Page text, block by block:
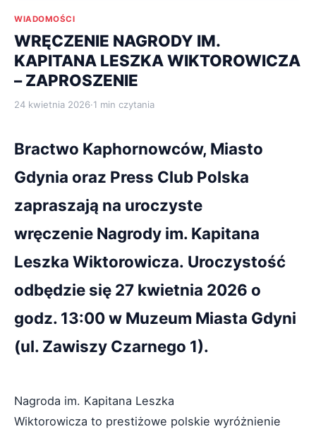
WIADOMOŚCI
WRĘCZENIE NAGRODY IM.
KAPITANA LESZKA WIKTOROWICZA
– ZAPROSZENIE
24 kwietnia 2026·1 min czytania
Bractwo Kaphornowców, Miasto
Gdynia oraz Press Club Polska
zapraszają na uroczyste
wręczenie Nagrody im. Kapitana
Leszka Wiktorowicza. Uroczystość
odbędzie się 27 kwietnia 2026 o
godz. 13:00 w Muzeum Miasta Gdyni
(ul. Zawiszy Czarnego 1).
Nagroda im. Kapitana Leszka
Wiktorowicza to prestiżowe polskie wyróżnienie